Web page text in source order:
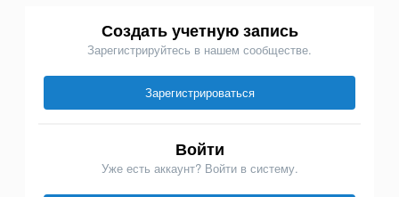
Создать учетную запись
Зарегистрируйтесь в нашем сообществе.
Зарегистрироваться
Войти
Уже есть аккаунт? Войти в систему.